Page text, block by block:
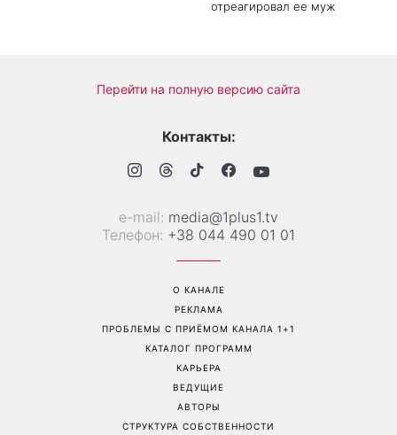
отреагировал ее муж
Перейти на полную версию сайта
Контакты:
е-mail: media@1plus1.tv
Телефон: +38 044 490 01 01
О КАНАЛЕ
РЕКЛАМА
ПРОБЛЕМЫ С ПРИЁМОМ КАНАЛА 1+1
КАТАЛОГ ПРОГРАММ
КАРЬЕРА
ВЕДУЩИЕ
АВТОРЫ
СТРУКТУРА СОБСТВЕННОСТИ